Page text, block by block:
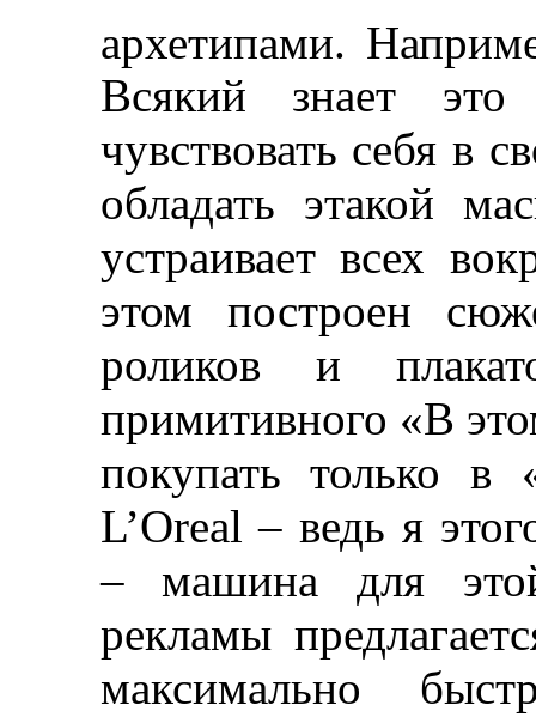
архетипами.
Всякий знает это
чувствовать себя в
обладать этакой
устраивает всех
этом построен
роликов и
примитивного «В
покупать только в
L’Oreal – ведь я
–машина для
рекламы
максимально